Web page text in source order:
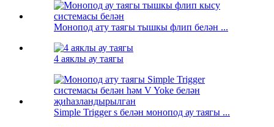
Монопод ату таягы тышкы флип белән ...
4 аяклы ау таягы
Simple Trigger s белән монопод ау таягы ...